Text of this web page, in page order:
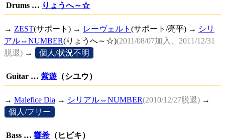
Drums … りょうへ～☆
→ ZEST(サポート) → レーヴェルト (サポート/亮平) → シリ
アル⇔NUMBER(りょうへ～☆)(2011/08/07加入、2011/12/31
脱退) → 個人/状況不明
Guitar … 紫遊 （シユウ）
→ Malefice Dia → シリアル⇔NUMBER(2010/12/27脱退) →
個人/フリー
Bass …響希 （ヒビキ）